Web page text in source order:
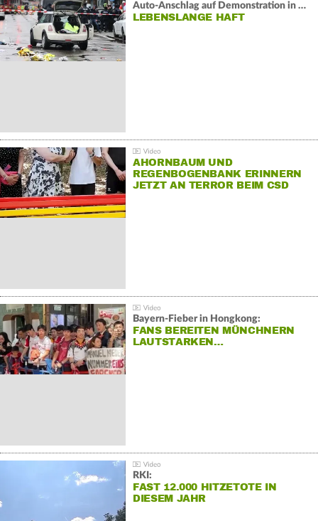
Auto-Anschlag auf Demonstration in München:
LEBENSLANGE HAFT
AHORNBAUM UND
REGENBOGENBANK ERINNERN
JETZT AN TERROR BEIM CSD
Bayern-Fieber in Hongkong:
FANS BEREITEN MÜNCHNERN
LAUTSTARKEN…
RKI:
FAST 12.000 HITZETOTE IN
DIESEM JAHR